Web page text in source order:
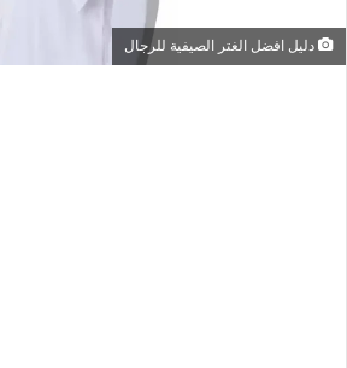
دليل افضل الغتر الصيفية للرجال